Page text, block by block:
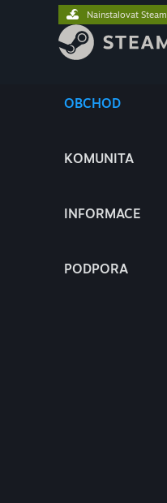
OBCHOD
KOMUNITA
INFORMACE
PODPORA
Nainstalovat Steam